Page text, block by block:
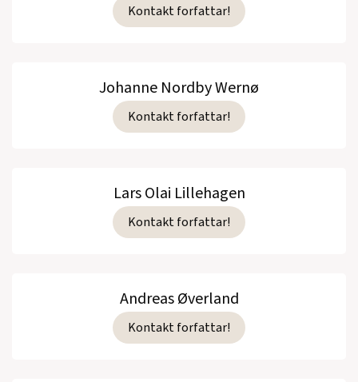
Kontakt forfattar!
Johanne Nordby Wernø
Kontakt forfattar!
Lars Olai Lillehagen
Kontakt forfattar!
Andreas Øverland
Kontakt forfattar!